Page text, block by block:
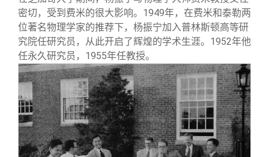
密切，受到费米的很大影响。1949年，在费米和泰勒两
位著名物理学家的推荐下，杨振宁加入普林斯顿高等研
究院任研究员，从此开启了辉煌的学术生涯。1952年他
任永久研究员，1955年任教授。